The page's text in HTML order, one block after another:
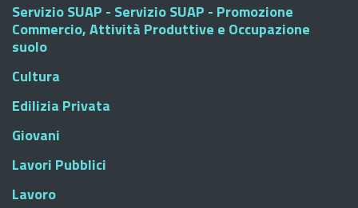
Servizio SUAP - Servizio SUAP - Promozione
Commercio, Attività Produttive e Occupazione
suolo
Cultura
Edilizia Privata
Giovani
Lavori Pubblici
Lavoro